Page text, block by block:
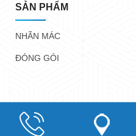
SẢN PHẨM
NHÃN MÁC
ĐÓNG GÓI
Copyright @ 2023